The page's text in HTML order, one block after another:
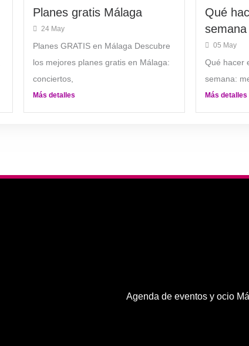
Planes gratis Málaga
24 May
Planes GRATIS en Málaga Descubre
los mejores planes gratis en Málaga:
conciertos,
Más detalles
Qué
semana
05 May
Qué hacer
semana:
Más detalles
Agenda de eventos y ocio